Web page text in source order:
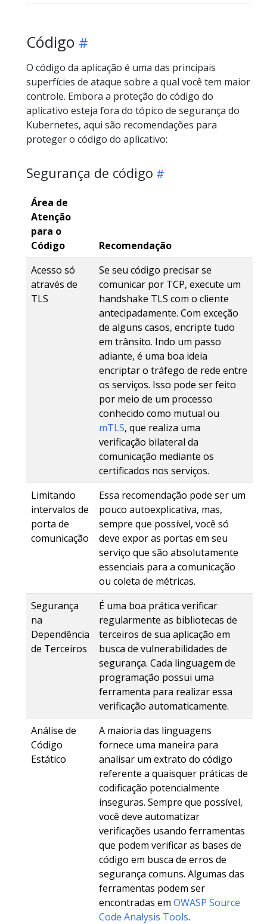
Código
O código da aplicação é uma das principais
superfícies de ataque sobre a qual você tem maior
controle. Embora a proteção do código do
aplicativo esteja fora do tópico de segurança do
Kubernetes, aqui são recomendações para
proteger o código do aplicativo:
Segurança de código
Área de
Atenção
para o
Código
Recomendação
Acesso só
através de
TLS
Se seu código precisar se
comunicar por TCP, execute um
handshake TLS com o cliente
antecipadamente. Com exceção
de alguns casos, encripte tudo
em trânsito. Indo um passo
adiante, é uma boa ideia
encriptar o tráfego de rede entre
os serviços. Isso pode ser feito
por meio de um processo
conhecido como mutual ou
mTLS, que realiza uma
verificação bilateral da
comunicação mediante os
certificados nos serviços.
Limitando
intervalos de
porta de
comunicação
Essa recomendação pode ser um
pouco autoexplicativa, mas,
sempre que possível, você só
deve expor as portas em seu
serviço que são absolutamente
essenciais para a comunicação
ou coleta de métricas.
Segurança
na
Dependência
de Terceiros
É uma boa prática verificar
regularmente as bibliotecas de
terceiros de sua aplicação em
busca de vulnerabilidades de
segurança. Cada linguagem de
programação possui uma
ferramenta para realizar essa
verificação automaticamente.
Análise de
Código
Estático
A maioria das linguagens
fornece uma maneira para
analisar um extrato do código
referente a quaisquer práticas de
codificação potencialmente
inseguras. Sempre que possível,
você deve automatizar
verificações usando ferramentas
que podem verificar as bases de
código em busca de erros de
segurança comuns. Algumas das
ferramentas podem ser
encontradas em OWASP Source
Code Analysis Tools.